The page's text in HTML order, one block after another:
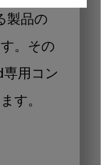
製品の
。その
用コン
す。